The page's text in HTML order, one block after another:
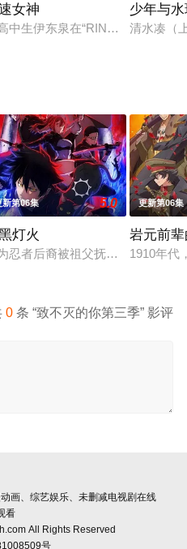
设计角色，横手美智子编剧，
女神
中生伊东泉在“RINKAI
少年与
清水凑（
怪帮助日本复兴，他们由此站在
新第06集 5.0
灯火
忍者后裔被祖父抚养长大、拥有
更新第06集
岩元前
1910年代
0 条 “致不灭的你第三季” 影评
画、综艺娱乐、未删减电视剧在线
看
All Rights Reserved
号